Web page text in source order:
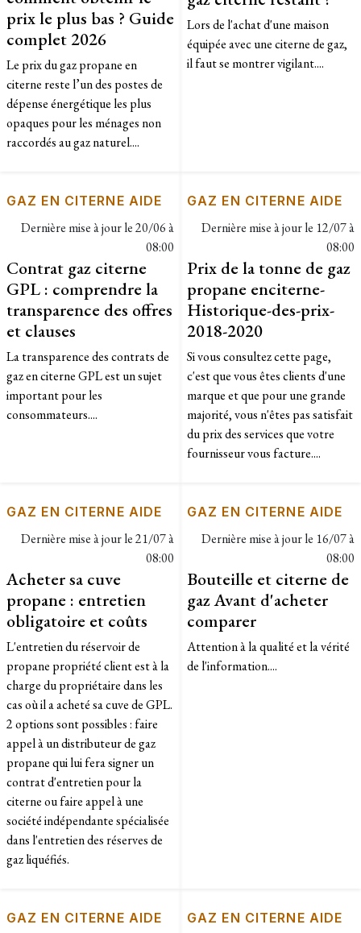
prix le plus bas ? Guide
complet 2026
Le prix du gaz propane en
citerne reste l’un des postes de
dépense énergétique les plus
opaques pour les ménages non
raccordés au gaz naturel....
Lors de l'achat d'une maison
équipée avec une citerne de gaz,
il faut se montrer vigilant....
GAZ EN CITERNE AIDE
Dernière mise à jour le20/06 à
08:00
Contrat gaz citerne
GPL : comprendre la
transparence des offres
et clauses
La transparence des contrats de
gaz en citerne GPL est un sujet
important pour les
consommateurs....
GAZ EN CITERNE AIDE
Dernière mise à jour le 12/07 à
08:00
Prix de la tonne de gaz
propane enciterne-
Historique-des-prix-
2018-2020
​Si vous consultez cette page,
c'est que vous êtes clients d'une
marque et que pour une grande
majorité, vous n'êtes pas satisfait
du prix des services que votre
fournisseur vous facture....
GAZ EN CITERNE AIDE
Dernière mise à jour le21/07 à
08:00
Acheter sa cuve
propane : entretien
obligatoire et coûts
L'entretien du réservoir de
propane propriété client est à la
charge du propriétaire dans les
cas où il a acheté sa cuve de GPL.
2 options sont possibles : faire
appel à un distributeur de gaz
propane qui lui fera signer un
contrat d'entretien pour la
citerne ou faire appel à une
société indépendante spécialisée
dans l'entretien des réserves de
gaz liquéfiés.
GAZ EN CITERNE AIDE
Dernière mise à jour le 16/07 à
08:00
Bouteille et citerne de
gaz Avant d'acheter
comparer
Attention à la qualité et la vérité
de l'information....
GAZ EN CITERNE AIDE GAZ EN CITERNE AIDE